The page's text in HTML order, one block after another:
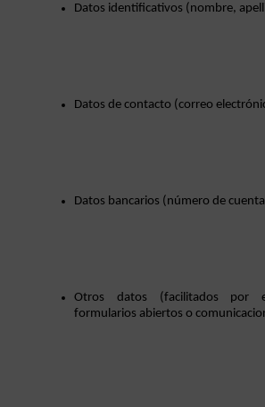
Datos identificativos (nombre,
Datos de contacto (correo
Datos bancarios (número de
Otros datos (facilitados por
formularios abiertos o